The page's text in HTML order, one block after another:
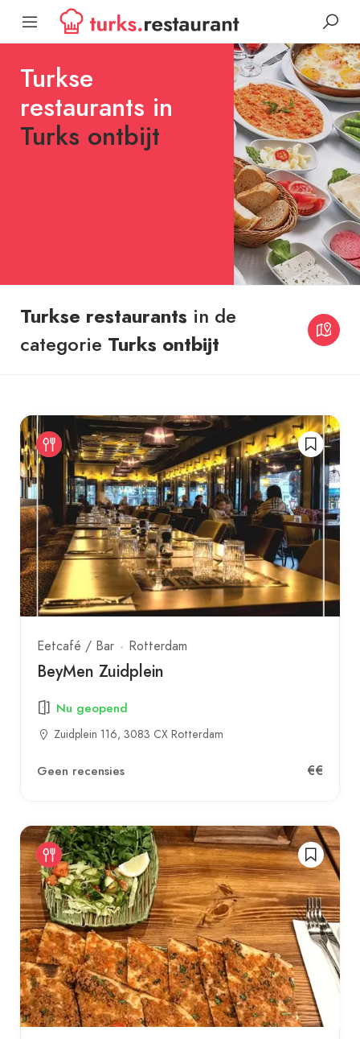
Turkse
restaurants in
Turks ontbijt
Turkse restaurants in de
categorie Turks ontbijt
Eetcafé / Bar Rotterdam
BeyMen Zuidplein
Nu geopend
Zuidplein 116, 3083 CX Rotterdam
Geen recensies €€